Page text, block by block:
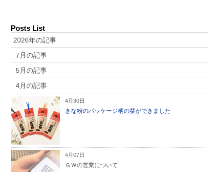
Posts List
2026年の記事
7月の記事
5月の記事
4月の記事
4月30日
きな粉のパッケージ柄の栞ができました
4月07日
ＧＷの営業について